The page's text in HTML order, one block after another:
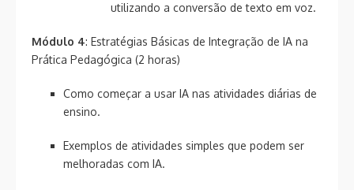
utilizando a conversão de texto em voz.
Módulo 4: Estratégias Básicas de Integração de IA na
Prática Pedagógica (2 horas)
Como começar a usar IA nas atividades diárias de
ensino.
Exemplos de atividades simples que podem ser
melhoradas com IA.